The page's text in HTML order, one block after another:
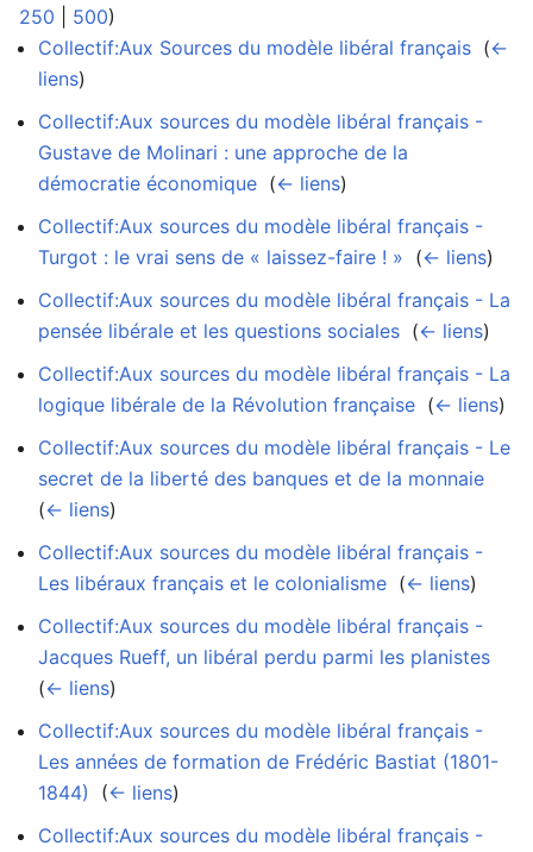
250
500)
Collectif:Aux Sources du modèle libéral français (←
liens)
Collectif:Aux sources du modèle libéral français -
Gustave de Molinari : une approche de la
démocratie économique (← liens)
Collectif:Aux sources du modèle libéral français -
Turgot : le vrai sens de « laissez-faire ! » (← liens)
Collectif:Aux sources du modèle libéral français - La
pensée libérale et les questions sociales (← liens)
Collectif:Aux sources du modèle libéral français - La
logique libérale de la Révolution française (← liens)
Collectif:Aux sources du modèle libéral français - Le
secret de la liberté des banques et de la monnaie
(← liens)
Collectif:Aux sources du modèle libéral français -
Les libéraux français et le colonialisme (← liens)
Collectif:Aux sources du modèle libéral français -
Jacques Rueff, un libéral perdu parmi les planistes
(← liens)
Collectif:Aux sources du modèle libéral français -
Les années de formation de Frédéric Bastiat (1801-
1844)
(← liens)
Collectif:Aux sources du modèle libéral français -